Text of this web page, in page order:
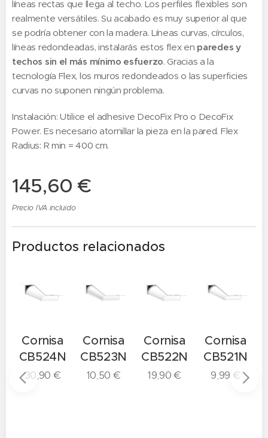
líneas rectas que llega al techo. Los perfiles flexibles son
realmente versátiles. Su acabado es muy superior al que
se podría obtener con la madera. Líneas curvas, círculos,
líneas redondeadas, instalarás estos flex en paredes y
techos sin el más mínimo esfuerzo. Gracias a la
tecnología Flex, los muros redondeados o las superficies
curvas no suponen ningún problema.
Instalación: Utilice el adhesive DecoFix Pro o DecoFix
Power. Es necesario atornillar la pieza en la pared. Flex
Radius: R min = 400 cm.
145,60 €
Precio IVA incluido
Productos relacionados
Cornisa
CB524N
30,90 €
Cornisa
CB523N
10,50 €
Cornisa
CB522N
19,90€
Cornisa
CB521N
9,99 €